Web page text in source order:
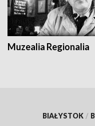
Muzealia Regionalia
BIAŁYSTOK /